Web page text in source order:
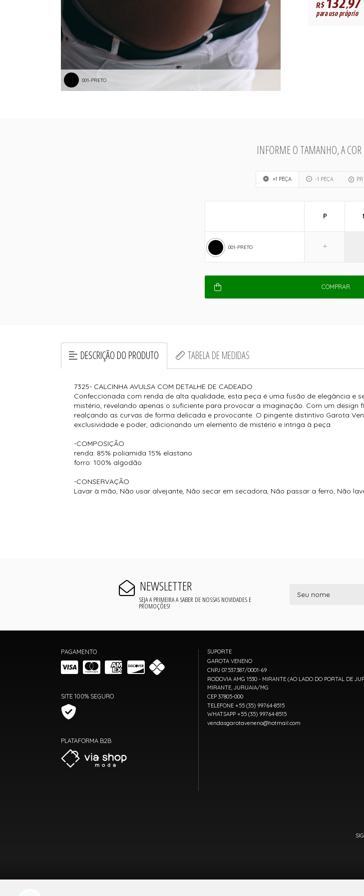
001-PRETO
R$132,97
para uso próprio
INFORME O TAMANHO, A
+1 PEÇA -1 PEÇA
001-PRETO
P
COMPRAR
DESCRIÇÃO DO PRODUTO TABELA DE MEDIDAS
7325- CALCINHA AVULSA COM DETALHE DE CADEADO
Confeccionada com renda de alta qualidade, esta peça é uma fusão de elegância e
mistério, revelando apenas o suficiente para provocar a imaginação. Com um
realçando as curvas de forma delicada e provocante. O pingente distintivo Garota
exclusividade e poder, adicionando um elemento de mistério e intriga à peça.
-COMPOSIÇÃO
renda: 85% poliamida 15% elastano
forro: 100% algodão
-CONSERVAÇÃO
Lavar à mão, Não usar alvejante, Não secar em secadora, Não passar a ferro, Não
NEWSLETTER
SEJA A PRIMEIRA A SABER DE NOSSAS NOVIDADES E
PROMOÇÕES!
PAGAMENTO
SITE 100% SEGURO
PLATAFORMA B2B
SUPORTE
GAROTA VENENO
CNPJ 07.537.387/0001-69
RODOVIA AMG 1530 - MIRANTE (AO LADO DO PORTAL DE
MIRANTE, JURUAIA/MG
CEP 37805-000
TELEFONE +55 (35) 99764-8515
WHATSAPP +55 (35) 99764-8515
vendasgarotaveneno@hotmail.com